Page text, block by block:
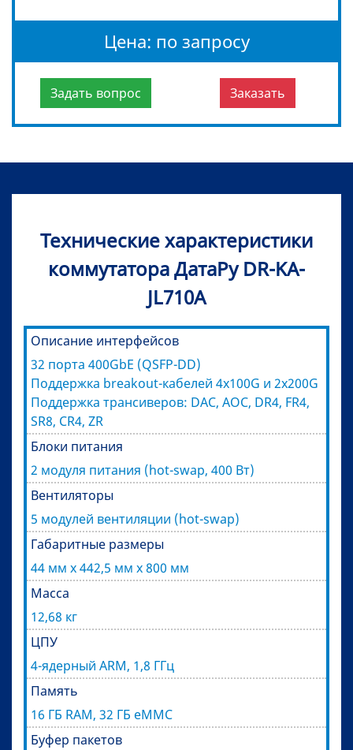
Цена: по запросу
Задать вопрос Заказать
Технические характеристики
коммутатора ДатаРу DR-KA-
JL710A
Описание интерфейсов
32 порта 400GbE (QSFP-DD)
Поддержка breakout-кабелей 4x100G и 2x200G
Поддержка трансиверов: DAC, AOC, DR4, FR4,
SR8, CR4, ZR
Блоки питания
2 модуля питания (hot-swap, 400 Вт)
Вентиляторы
5 модулей вентиляции (hot-swap)
Габаритные размеры
44 мм x 442,5 мм x 800 мм
Масса
12,68 кг
ЦПУ
4-ядерный ARM, 1,8 ГГц
Память
16 ГБ RAM, 32 ГБ eMMC
Буфер пакетов